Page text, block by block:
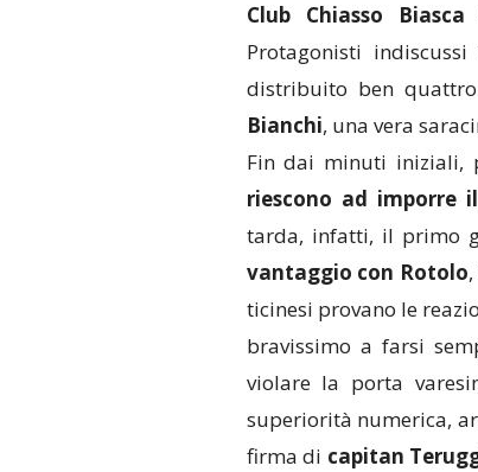
Club Chiasso Biasca
Protagonisti
distribuito ben
Bianchi, una vera
Fin dai minuti iniziali,
riescono ad imporre
tarda, infatti, il primo
vantaggio con Rotolo
ticinesi provano le
bravissimo a farsi
violare la porta
superiorità numerica,
firma di capitan